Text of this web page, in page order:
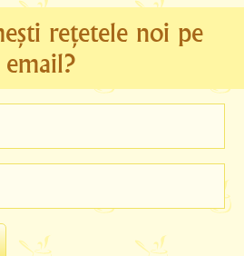
rețetele noi pe
email?